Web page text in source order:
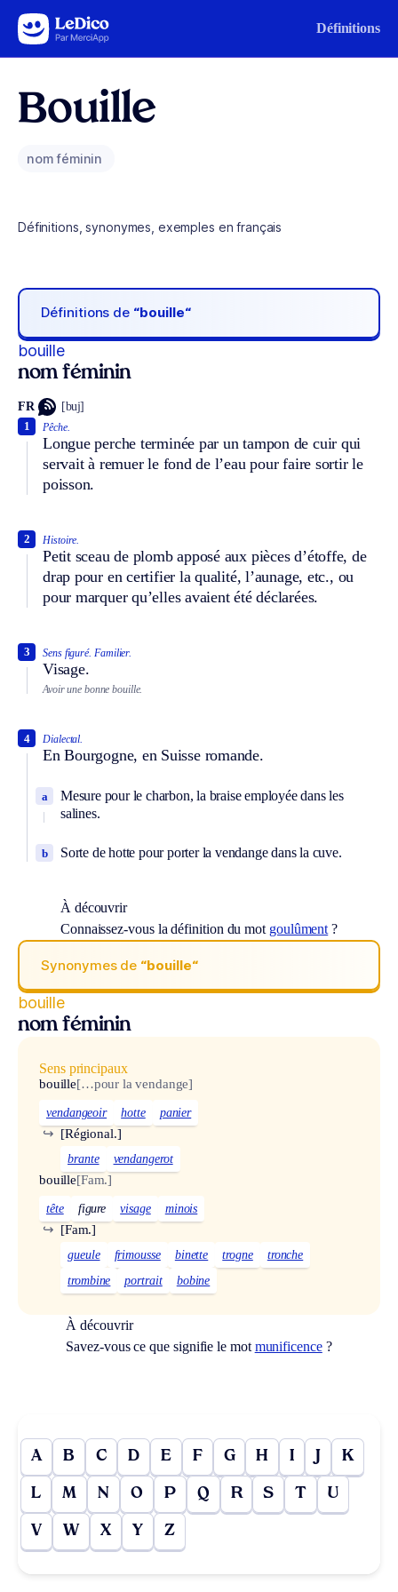
Aller au contenu Définitions
Bouille
nom féminin
Définitions, synonymes, exemples en français
Définitions de “bouille“
bouille
nom féminin
FR [buj]
Pêche.
Longue perche terminée par un tampon de cuir qui
servait à remuer le fond de l’eau pour faire sortir le
poisson.
1
Histoire.
Petit sceau de plomb apposé aux pièces d’étoffe, de
drap pour en certifier la qualité, l’aunage, etc., ou
pour marquer qu’elles avaient été déclarées.
2
Sens figuré. Familier.
Visage.
3
Avoir une bonne bouille.
Dialectal.
En Bourgogne, en Suisse romande.
4
Mesure pour le charbon, la braise employée dans les
salines.
a
Sorte de hotte pour porter la vendange dans la cuve.
b
À découvrir
Connaissez-vous la définition du mot goulûment ?
Synonymes de “bouille“
bouille
nom féminin
Sens principaux
bouille[…pour la vendange]
vendangeoir hotte panier
[Régional.]
↪
brante vendangerot
bouille[Fam.]
tête figure visage minois
[Fam.]
↪
gueule frimousse binette trogne
tronche
trombine
portrait bobine
À découvrir
Savez-vous ce que signifie le mot munificence?
A B C D E F G H I J K
L M N O P Q R S T U
V W X Y Z